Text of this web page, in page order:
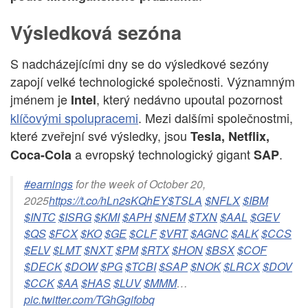
Výsledková sezóna
S nadcházejícími dny se do výsledkové sezóny
zapojí velké technologické společnosti. Významným
jménem je Intel, který nedávno upoutal pozornost
klíčovými spolupracemi. Mezi dalšími společnostmi,
které zveřejní své výsledky, jsou Tesla, Netflix,
Coca-Colaa evropský technologický gigantSAP.
#earningsfor the week of October 20,
2025https://t.co/hLn2sKQhEY$TSLA $NFLX$IBM
$INTC$ISRG$KMI$APH$NEM$TXN$AAL $GEV
$QS$FCX$KO$GE$CLF$VRT$AGNC$ALK$CCS
$ELV$LMT$NXT$PM$RTX$HON$BSX$COF
$DECK$DOW$PG$TCBI$SAP$NOK$LRCX$DOV
$CCK$AA $HAS$LUV$MMM…
pic.twitter.com/TGhGgifobq